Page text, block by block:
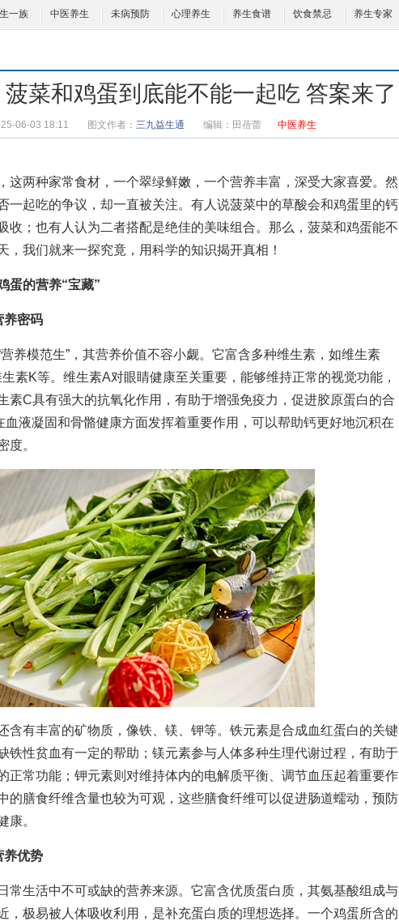
一族 中医养生 未病预防 心理养生 养生食谱 饮食禁忌 养生专家
菜和鸡蛋到底能不能一起吃 答案来了
06-03 18:11 图文作者： 三九益生通 编辑： 田蓓蕾 中医养生
两种家常食材，一个翠绿鲜嫩，一个营养丰富，深受大家喜爱。然
一起吃的争议，却一直被关注。有人说菠菜中的草酸会和鸡蛋里的钙
收；也有人认为二者搭配是绝佳的美味组合。那么， 菠菜和鸡蛋能不
，我们就来一探究竟，用科学的知识揭开真相！
蛋的营养“宝藏”
养密码
模范生”，其营养价值不容小觑。它富含多种维生素，如维生素
素K等。维生素A对眼睛健康至关重要，能够维持正常的视觉功能，
素C具有强大的抗氧化作用，有助于增强免疫力，促进胶原蛋白的合
血液凝固和骨骼健康方面发挥着重要作用，可以帮助钙更好地沉积在
度。
有丰富的矿物质，像铁、镁、钾等。铁元素是合成血红蛋白的关键
铁性贫血有一定的帮助；镁元素参与人体多种生理代谢过程，有助于
正常功能；钾元素则对维持体内的电解质平衡、调节血压起着重要作
的膳食纤维含量也较为可观，这些膳食纤维可以促进肠道蠕动，预防
康。
养优势
生活中不可或缺的营养来源。它富含优质蛋白质，其氨基酸组成与
，极易被人体吸收利用，是补充蛋白质的理想选择。一个鸡蛋所含的